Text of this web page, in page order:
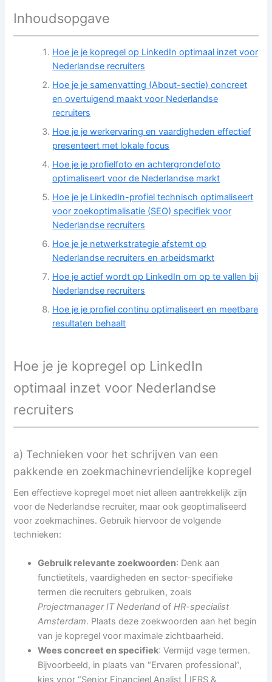
Inhoudsopgave
Hoe je je kopregel op LinkedIn optimaal inzet voor
Nederlandse recruiters
Hoe je je samenvatting (About-sectie) concreet
en overtuigend maakt voor Nederlandse
recruiters
Hoe je je werkervaring en vaardigheden effectief
presenteert met lokale focus
Hoe je je profielfoto en achtergrondefoto
optimaliseert voor de Nederlandse markt
Hoe je je LinkedIn-profiel technisch optimaliseert
voor zoekoptimalisatie (SEO) specifiek voor
Nederlandse recruiters
Hoe je je netwerkstrategie afstemt op
Nederlandse recruiters en arbeidsmarkt
Hoe je actief wordt op LinkedIn om op te vallen bij
Nederlandse recruiters
Hoe je je profiel continu optimaliseert en meetbare
resultaten behaalt
Hoe je je kopregel op LinkedIn
optimaal inzet voor Nederlandse
recruiters
a) Technieken voor het schrijven van een
pakkende en zoekmachinevriendelijke kopregel
Een effectieve kopregel moet niet alleen aantrekkelijk zijn
voor de Nederlandse recruiter, maar ook geoptimaliseerd
voor zoekmachines. Gebruik hiervoor de volgende
technieken:
Gebruik relevante zoekwoorden: Denk aan
functietitels, vaardigheden en sector-specifieke
termen die recruiters gebruiken, zoals
Projectmanager IT Nederland ofHR-specialist
Amsterdam. Plaats deze zoekwoorden aan het begin
van je kopregel voor maximale zichtbaarheid.
Wees concreet en specifiek: Vermijd vage termen.
Bijvoorbeeld, in plaats van “Ervaren professional”,
kies voor “Senior Financieel Analist | IFRS &